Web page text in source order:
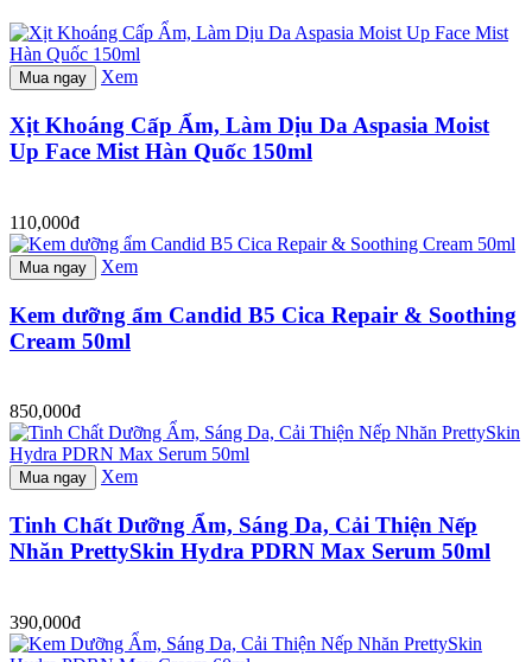
Mua ngay Xem
Xịt Khoáng Cấp Ẩm, Làm Dịu Da Aspasia Moist
Up Face Mist Hàn Quốc 150ml
110,000đ
Mua ngay Xem
Kem dưỡng ẩm Candid B5 Cica Repair & Soothing
Cream 50ml
850,000đ
Mua ngay Xem
Tinh Chất Dưỡng Ẩm, Sáng Da, Cải Thiện Nếp
Nhăn PrettySkin Hydra PDRN Max Serum 50ml
390,000đ